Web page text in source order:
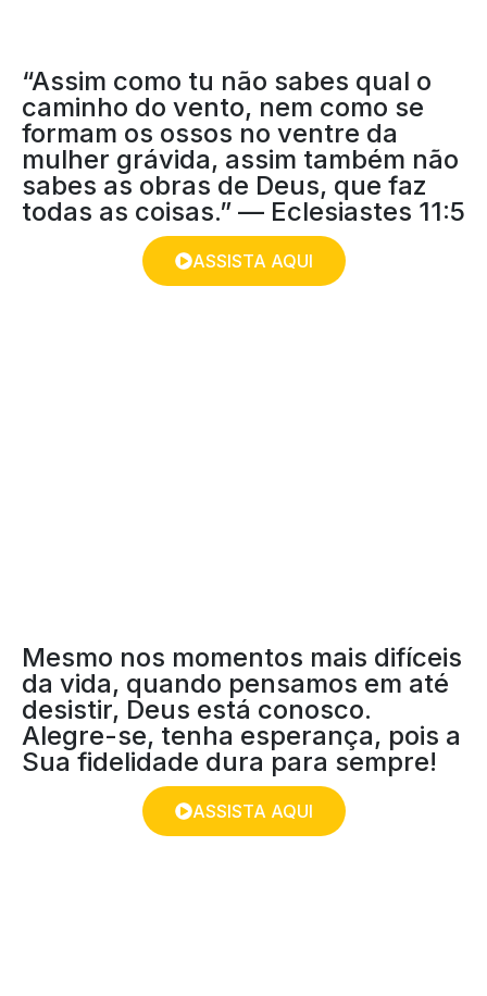
“Assim como tu não sabes qual o
caminho do vento, nem como se
formam os ossos no ventre da
mulher grávida, assim também não
sabes as obras de Deus, que faz
todas as coisas.” — Eclesiastes 11:5
ASSISTA AQUI
Mesmo nos momentos mais difíceis
da vida, quando pensamos em até
desistir, Deus está conosco.
Alegre-se, tenha esperança, pois a
Sua fidelidade dura para sempre!
ASSISTA AQUI